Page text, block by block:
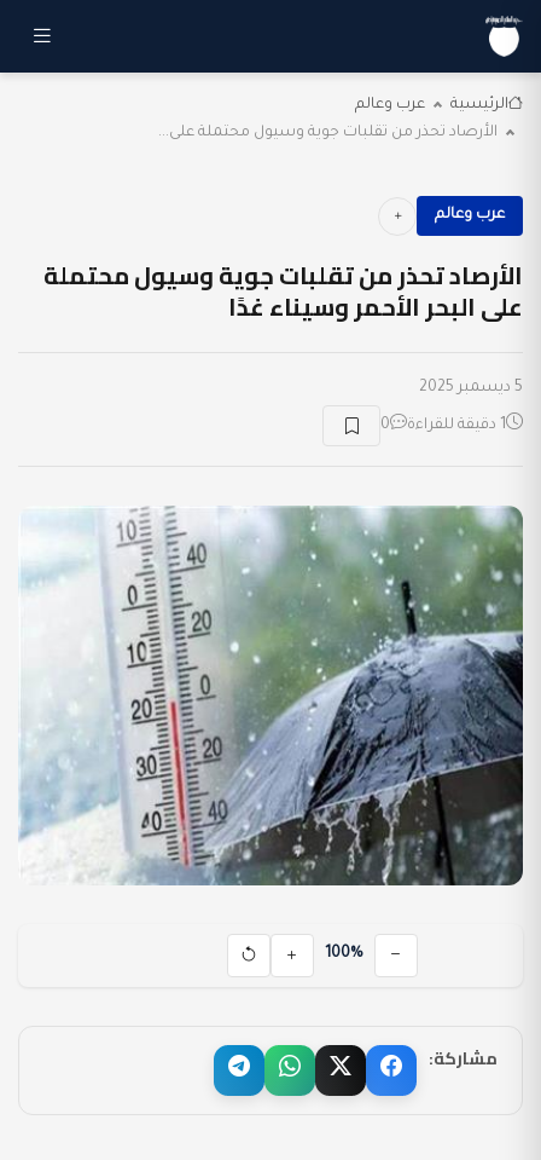
الرئيسية
عرب وعالم
الأرصاد تحذر من تقلبات جوية وسيول محتملة على...
عرب وعالم
الأرصاد تحذر من تقلبات جوية وسيول محتملة
على البحر الأحمر وسيناء غدًا
5 ديسمبر 2025
1 دقيقة للقراءة 0
100%
مشاركة: